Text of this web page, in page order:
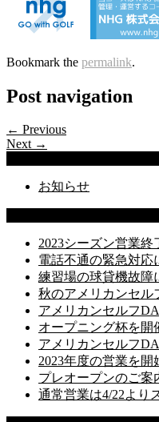
Bookmark the permalink.
Post navigation
← Previous
Next →
お知らせ
2023シーズン営業終
電話不通の緊急対応
練習場の球貸機故障
秋のアメリカンセ
アメリカンセルフ
オープニング杯を開
アメリカンセルフ
2023年度の営業を開
プレオープンのご案
通常営業は4/22より